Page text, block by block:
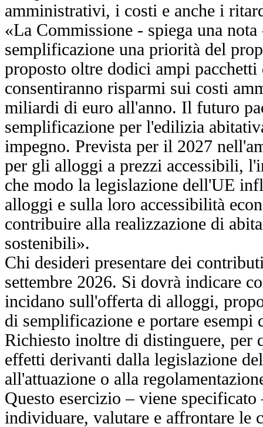
amministrativi, i costi e anche i
«La Commissione - spiega una
semplificazione una priorità del
proposto oltre dodici ampi
consentiranno risparmi sui costi
miliardi di euro all'anno. Il futuro
semplificazione per l'edilizia
impegno. Prevista per il 2027
per gli alloggi a prezzi accessibili,
che modo la legislazione dell'UE
alloggi e sulla loro accessibilità
contribuire alla realizzazione di
sostenibili».
Chi desideri presentare dei
settembre 2026. Si dovrà indicare
incidano sull'offerta di alloggi,
di semplificazione e portare esempi
Richiesto inoltre di distinguere, per
effetti derivanti dalla legislazione
all'attuazione o alla
Questo esercizio – viene
individuare, valutare e affrontare le